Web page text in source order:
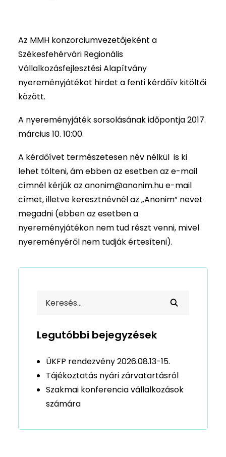
Az MMH konzorciumvezetőjeként a
Székesfehérvári Regionális
Vállalkozásfejlesztési Alapítvány
nyereményjátékot hirdet a fenti kérdőív kitöltői
között.
A nyereményjáték sorsolásának időpontja 2017.
március 10. 10:00.
A kérdőívet természetesen név nélkül is ki
lehet tölteni, ám ebben az esetben az e-mail
címnél kérjük az anonim@anonim.hue-mail
címet, illetve keresztnévnél az „Anonim” nevet
megadni (ebben az esetben a
nyereményjátékon nem tud részt venni, mivel
nyereményéről nem tudják értesíteni).
Legutóbbi bejegyzések
ÜKFP rendezvény 2026.08.13-15.
Tájékoztatás nyári zárvatartásról
Szakmai konferencia vállalkozások
számára